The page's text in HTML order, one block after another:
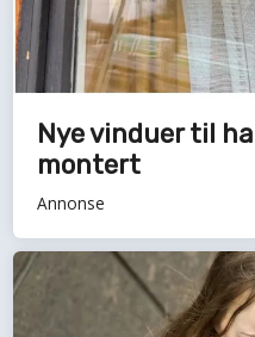
Nye vinduer til
montert
Annonse